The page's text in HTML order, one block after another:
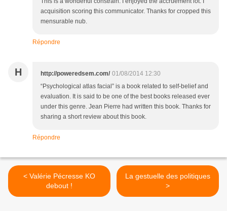
acquisition scoring this communicator. Thanks for cropped this
mensurable nub.
Répondre
H http://poweredsem.com/ 01/08/2014 12:30
“Psychological atlas facial” is a book related to self-belief and
evaluation. It is said to be one of the best books released ever
under this genre. Jean Pierre had written this book. Thanks for
sharing a short review about this book.
Répondre
< Valérie Pécresse KO
debout !
La gestuelle des politiques
>